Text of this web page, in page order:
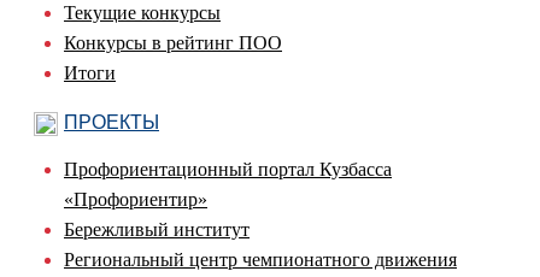
Текущие конкурсы
Конкурсы в рейтинг ПОО
Итоги
ПРОЕКТЫ
Профориентационный портал Кузбасса
«Профориентир»
Бережливый институт
Региональный центр чемпионатного движения